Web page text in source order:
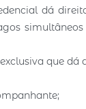
dá
que dá